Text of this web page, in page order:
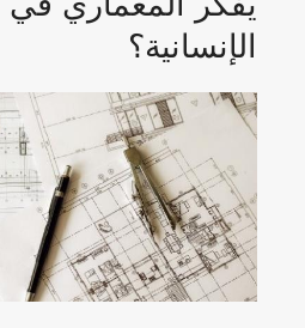
الإنسانية؟